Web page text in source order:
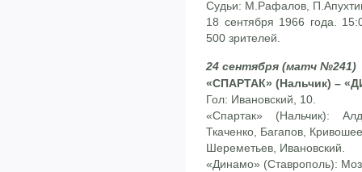
Судьи: М.Рафалов,
18 сентября 1966 года.
500 зрителей.
24 сентября (матч №241)
«СПАРТАК» (Нальчик) –
Гол: Ивановский, 10.
«Спартак» (Нальчик):
Ткаченко, Багапов,
Шереметьев, Ивановский.
«Динамо» (Ставрополь):